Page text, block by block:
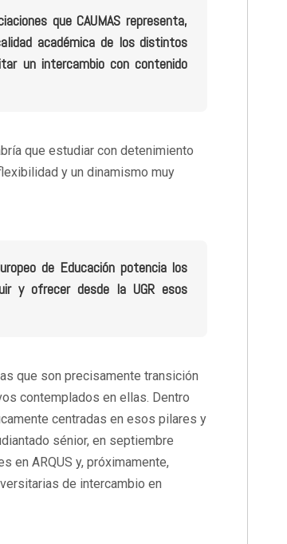
que CAUMAS representa,
académica de los distintos
un intercambio con contenido
que estudiar con detenimiento
y un dinamismo muy
de Educación potencia los
y ofrecer desde la UGR esos
que son precisamente transición
contemplados en ellas. Dentro
centradas en esos pilares y
sénior, en septiembre
en ARQUS y, próximamente,
de intercambio en